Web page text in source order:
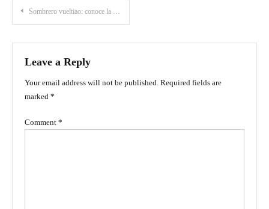
Post
navigation
Sombrero vueltiao: conoce la historia de esta importante prenda en Colombia
Leave a Reply
Your email address will not be published. Required fields are
marked *
Comment *